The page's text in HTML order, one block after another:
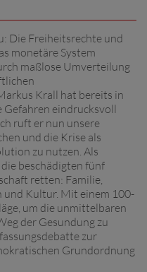
Die Freiheitsrechte und
monetäre System
maßlose Umverteilung
Krall hat bereits in
Gefahren eindrucksvoll
ruft er nun unsere
und die Krise als
zu nutzen. Als
beschädigten fünf
retten: Familie,
und Kultur. Mit einem 100-
um die unmittelbaren
der Gesundung zu
zur
Grundordnung